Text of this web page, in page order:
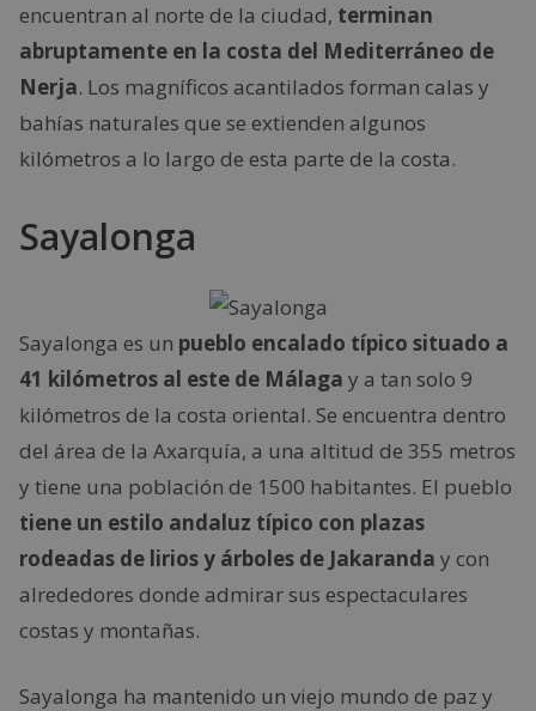
encuentran al norte de la ciudad, terminan
abruptamente en la costa del Mediterráneo de
Nerja. Los magníficos acantilados forman calas y
bahías naturales que se extienden algunos
kilómetros a lo largo de esta parte de la costa.
Sayalonga
Sayalonga es un pueblo encalado típico situado a
41 kilómetros al este de Málaga y a tan solo 9
kilómetros de la costa oriental. Se encuentra dentro
del área de la Axarquía, a una altitud de 355 metros
y tiene una población de 1500 habitantes. El pueblo
tiene un estilo andaluz típico con plazas
rodeadas de lirios y árboles de Jakaranda y con
alrededores donde admirar sus espectaculares
costas y montañas.
Sayalonga ha mantenido un viejo mundo de paz y